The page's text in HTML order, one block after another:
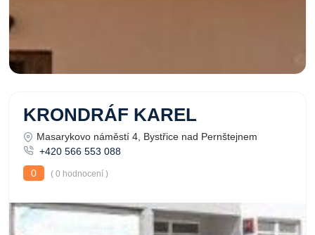
KRONDRÁF KAREL
Masarykovo náměstí 4, Bystřice nad Pernštejnem
+420 566 553 088
0
( 0 hodnocení )